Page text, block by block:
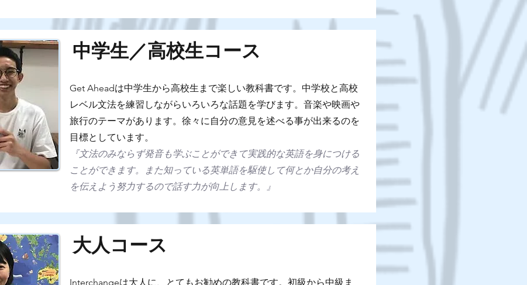
中学生／高校生コース
Get Aheadは中学生から高校生まで楽しい教科書です。中学校と高校
レベル文法を練習しながらいろいろな話題を学びます。音楽や映画や
旅行のテーマがあります。徐々に自分の意見を述べる事が出来るのを
目標としています。
『文法のみならず発音も学ぶことができて実践的な英語を身につける
ことができます。また知っている英単語を駆使して何とか自分の考え
を伝えよう努力するので話す力が向上します。』
大人コース
Interchangeは大人に、とてもお勧めの教科書です。初級から中級ま